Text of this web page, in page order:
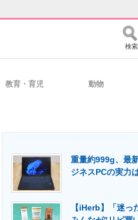
のコミュニティ マーケ×ITの今
入・活用を支援
検索
教育・育児 動物
重量約999g、最
ジネスPCの実力
【iHerb】「迷っ